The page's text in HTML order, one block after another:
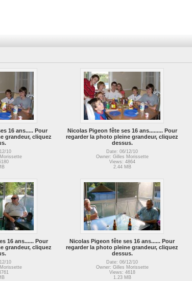
16 ans.....Pour
grandeur, cliquez
10
Nicolas Pigeon fête ses 16 ans.........Pour
regarder la photo pleine grandeur, cliquez
dessus.
Date: 06/12/10
Owner: Gilles Morissette
Views: 4864
2.44 MB
16 ans...... Pour
grandeur, cliquez
10
Nicolas Pigeon fête ses 16 ans...... Pour
regarder la photo pleine grandeur, cliquez
dessus.
Date: 06/12/10
Owner: Gilles Morissette
Views: 4618
1.23 MB